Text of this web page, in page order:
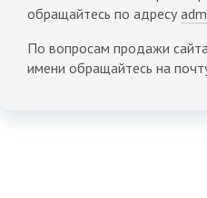
обращайтесь по адресу
По вопросам продажи
имени обращайтесь на